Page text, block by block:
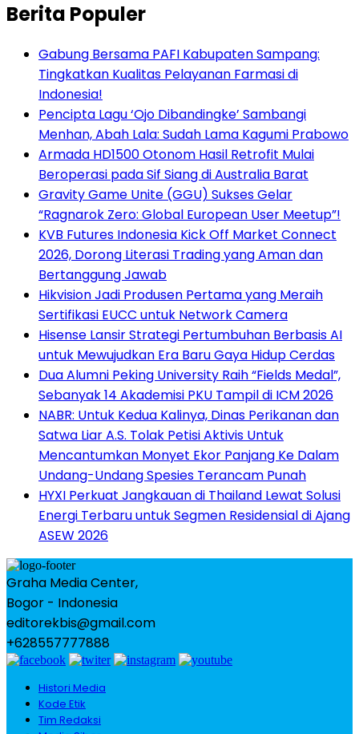
Berita Populer
Gabung Bersama PAFI Kabupaten Sampang:
Tingkatkan Kualitas Pelayanan Farmasi di
Indonesia!
Pencipta Lagu ‘Ojo Dibandingke’ Sambangi
Menhan, Abah Lala: Sudah Lama Kagumi Prabowo
Armada HD1500 Otonom Hasil Retrofit Mulai
Beroperasi pada Sif Siang di Australia Barat
Gravity Game Unite (GGU) Sukses Gelar
“Ragnarok Zero: Global European User Meetup”!
KVB Futures Indonesia Kick Off Market Connect
2026, Dorong Literasi Trading yang Aman dan
Bertanggung Jawab
Hikvision Jadi Produsen Pertama yang Meraih
Sertifikasi EUCC untuk Network Camera
Hisense Lansir Strategi Pertumbuhan Berbasis AI
untuk Mewujudkan Era Baru Gaya Hidup Cerdas
Dua Alumni Peking University Raih “Fields Medal”,
Sebanyak 14 Akademisi PKU Tampil di ICM 2026
NABR: Untuk Kedua Kalinya, Dinas Perikanan dan
Satwa Liar A.S. Tolak Petisi Aktivis Untuk
Mencantumkan Monyet Ekor Panjang Ke Dalam
Undang-Undang Spesies Terancam Punah
HYXI Perkuat Jangkauan di Thailand Lewat Solusi
Energi Terbaru untuk Segmen Residensial di Ajang
ASEW 2026
Graha Media Center,
Bogor - Indonesia
editorekbis@gmail.com
+628557777888
Histori Media
Kode Etik
Tim Redaksi